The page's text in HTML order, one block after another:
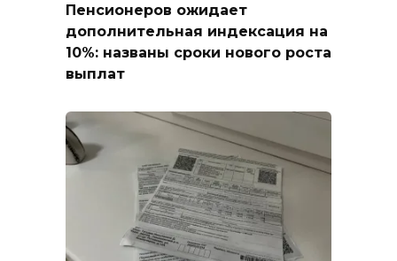
Пенсионеров ожидает
дополнительная индексация на
10%: названы сроки нового роста
выплат